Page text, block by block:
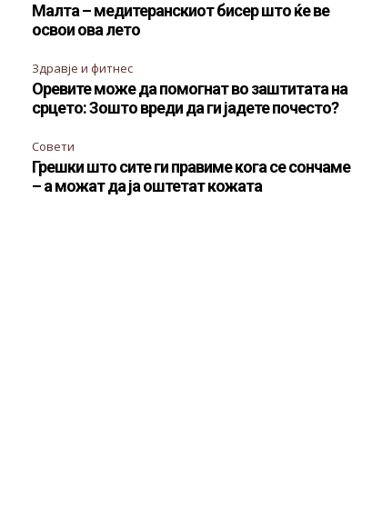
Малта – медитеранскиот бисер што ќе ве
освои ова лето
Здравје и фитнес
Оревите може да помогнат во заштитата на
срцето: Зошто вреди да ги јадете почесто?
Совети
Грешки што сите ги правиме кога се сончаме
– а можат да ја оштетат кожата